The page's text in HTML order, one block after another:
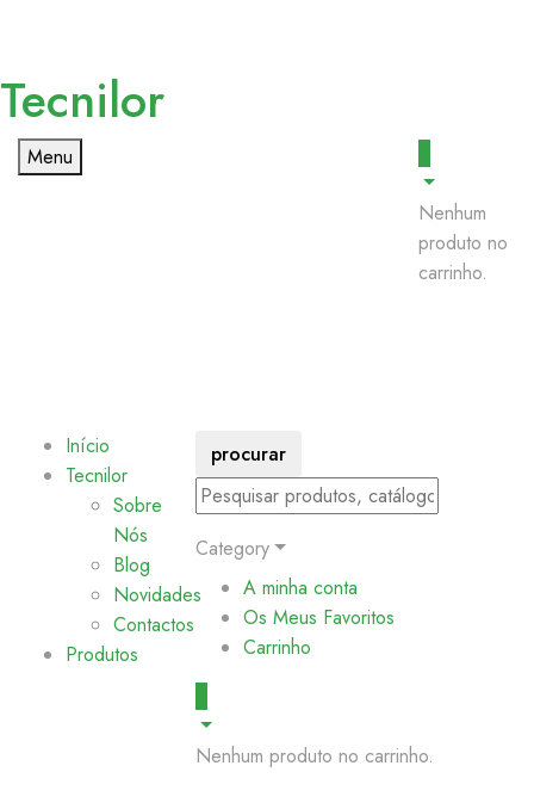
Tecnilor
Menu
Nenhum
produto no
carrinho.
Início
Tecnilor
Sobre
Nós
Blog
Novidades
Contactos
Produtos
procurar
Category
A minha conta
Os Meus Favoritos
Carrinho
Nenhum produto no carrinho.